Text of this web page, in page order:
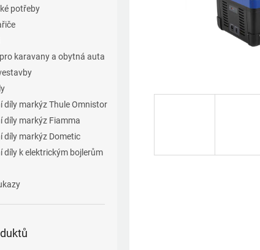
potřeby
karavany a obytná auta
díly markýz Thule Omnistor
díly markýz Fiamma
díly markýz Dometic
díly k elektrickým bojlerům